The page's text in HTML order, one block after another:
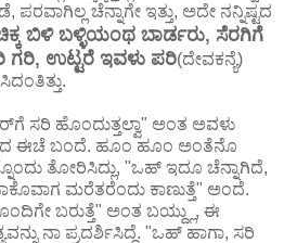
ಚೆನ್ನಾಗೇ ಇತ್ತು, ಅದೇ ನನ್ನಿಷ್ಟದ
ಬಿಳಿ ಬಳ್ಳಿಯಂಥ ಬಾರ್ಡರು, ಸೆರಗಿಗೆ
ಗರಿ, ಉಟ್ಟರೆ ಇವಳು ಪರಿ(ದೇವಕನ್ಯೆ)
ಸರಿ ಹೊಂದುತ್ತಲ್ವಾ" ಅಂತ ಅವಳು
ಈಚೆ ಬಂದೆ. ಹೂಂ ಹೂಂ ಅಂತೆನೊ
ತೋರಿಸಿದ್ಲು, "ಒಹ್ ಇದೂ ಚೆನ್ನಾಗಿದೆ,
ಮರೆತರೆಂದು ಕಾಣುತ್ತೆ" ಅಂದೆ.
ಬರುತ್ತೆ" ಅಂತ ಬಯ್ದ್ಲು, ಈ
ನಾ ಪ್ರದರ್ಶಿಸಿದ್ದೆ. "ಒಹ್ ಹಾಗಾ, ಸರಿ